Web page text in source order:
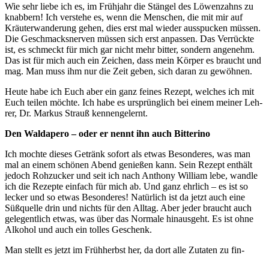
Wie sehr lie­be ich es, im Früh­jahr die Stän­gel des Löwen­zahns zu
knab­bern! Ich ver­ste­he es, wenn die Men­schen, die mit mir auf
Kräu­t­er­wan­de­rung gehen, dies erst mal wie­der aus­spu­cken müs­sen.
Die Geschmacks­ner­ven müs­sen sich erst anpas­sen. Das Ver­rück­te
ist, es schmeckt für mich gar nicht mehr bit­ter, son­dern ange­nehm.
Das ist für mich auch ein Zei­chen, dass mein Kör­per es braucht und
mag. Man muss ihm nur die Zeit geben, sich dar­an zu gewöhnen.
Heu­te habe ich Euch aber ein ganz fei­nes Rezept, wel­ches ich mit
Euch tei­len möch­te. Ich habe es ursprüng­lich bei einem mei­ner Leh­
rer, Dr. Mar­kus Strauß kennengelernt.
Den Wald­ape­ro – oder er nennt ihn auch Bitterino
Ich moch­te die­ses Getränk sofort als etwas Beson­de­res, was man
mal an einem schö­nen Abend genie­ßen kann. Sein Rezept ent­hält
jedoch Roh­zu­cker und seit ich nach Antho­ny Wil­liam lebe, wand­le
ich die Rezep­te ein­fach für mich ab. Und ganz ehr­lich – es ist so
lecker und so etwas Beson­de­res! Natür­lich ist da jetzt auch eine
Süß­quel­le drin und nichts für den All­tag. Aber jeder braucht auch
gele­gent­lich etwas, was über das Nor­ma­le hin­aus­geht. Es ist ohne
Alko­hol und auch ein tol­les Geschenk.
Man stellt es jetzt im Früh­herbst her, da dort alle Zuta­ten zu fin­